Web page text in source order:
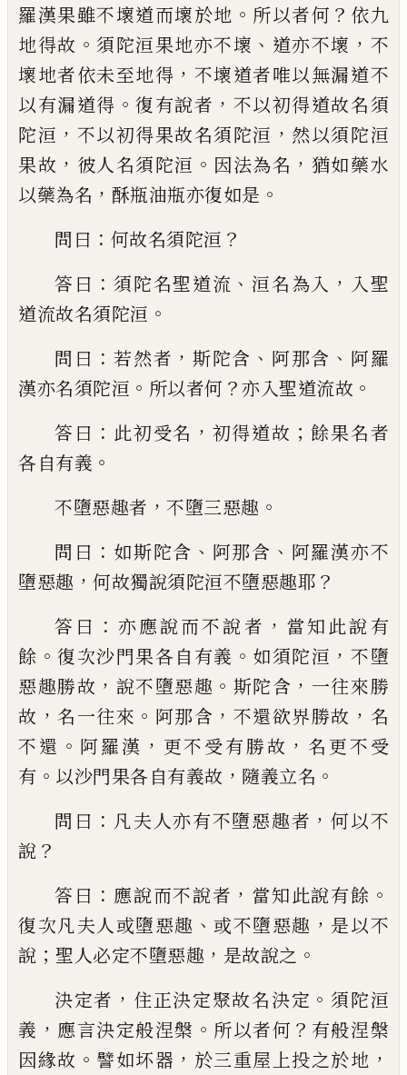
羅漢果雖不壞道而壞於地 。 所以者何 ？ 依九
地得故 。 須陀洹果地亦不壞 、 道亦不壞 ， 不
壞地者依未至地得 ， 不壞道者唯以無漏道不
以有漏道得 。復有說者 ， 不以初得道故名須
陀洹 ， 不以初得果故名須陀洹 ， 然以須陀洹
果故 ， 彼人名須陀洹 。 因法為名 ， 猶如藥水
以藥為名 ， 酥瓶油瓶亦復如是 。
問曰 ： 何故名須陀洹 ？
答曰 ： 須陀名聖道流 、 洹名為入 ， 入聖
道流故名須陀洹 。
問曰 ：若然者 ，斯陀含 、 阿那含 、 阿羅
漢亦名須陀洹 。 所以者何 ？亦入聖道流故 。
答曰 ： 此初受名 ， 初得道故 ； 餘果名者
各自有義 。
不墮惡趣者 ， 不墮三惡趣 。
問曰 ： 如斯陀含 、 阿那含 、 阿羅漢亦不
墮惡趣 ， 何故獨說須陀洹不墮惡趣耶 ？
答曰 ： 亦應說而不說者 ， 當知此說有
餘 。復次沙門果各自有義 。 如須陀洹 ， 不墮
惡趣勝故 ， 說不墮惡趣 。 斯陀含 ， 一往來勝
故 ，名一往來 。 阿那含 ， 不還欲界勝故 ， 名
不還 。 阿羅漢 ， 更不受有勝故 ，名更不受
有 。 以沙門果各自有義故 ， 隨義立名 。
問曰 ： 凡夫人亦有不墮惡趣者 ，何以不
說 ？
答曰 ： 應說而不說者 ， 當知此說有餘 。
復次凡夫人或墮惡趣 、 或不墮惡趣 ， 是以不
說 ； 聖人必定不墮惡趣 ， 是故說之 。
決定者 ， 住正決定聚故名決定 。 須陀洹
義 ， 應言決定般涅槃 。 所以者何 ？ 有般涅槃
因緣故 。 譬如坏器 ， 於三重屋上投之於地 ，